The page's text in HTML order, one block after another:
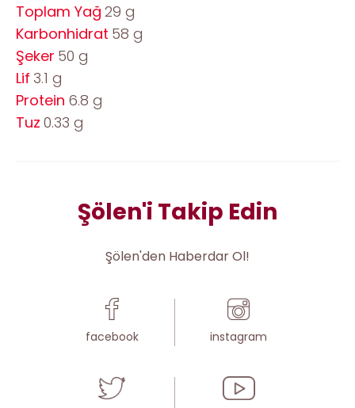
Toplam Yağ 29 g
Karbonhidrat 58 g
Şeker 50 g
Lif 3.1 g
Protein 6.8 g
Tuz 0.33 g
Şölen'i Takip Edin
Şölen'den Haberdar Ol!
facebook instagram